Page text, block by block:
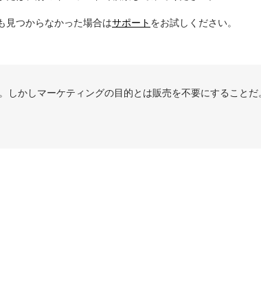
見つからなかった場合はサポート をお試しください。
しかしマーケティングの目的とは販売を不要にすることだ